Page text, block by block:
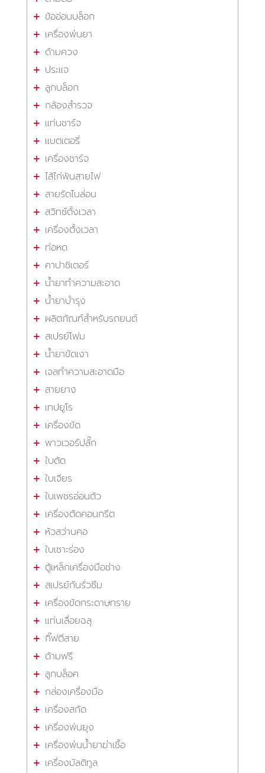
ข้ออ่อนบล็อก
เครื่องพ่นยา
ด้ามควง
ประแจ
ลูกบล็อก
กล้องสำรวจ
แท่นชาร์จ
แบตเตอรี่
เครื่องชาร์จ
ไส้ไก่พันสายไฟ
สายรัดไนล่อน
สวิทซ์ตั้งเวลา
เครื่องตั้งเวลา
ท่อหด
คาปาซิเตอร์
น้ำยาทำความสะอาด
น้ำยาบำรุง
ผลิตภัณฑ์สำหรับรถยนต์
สเปรย์โฟม
น้ำยาขัดเงา
เจลทำความสะอาดมือ
สายยาง
เทปยูโร
เครื่องขัด
พาวเวอร์ปลั๊ก
ใบตัด
ใบเจียร
ใบเพชรอ่อนตัว
เครื่องตัดคอนกรีต
หัวสว่านคอ
ใบเซาะร่อง
ตู้เหล็กเครื่องมือช่าง
สเปรย์กันรั่วซึม
เครื่องขัดกระดาษทราย
แท่นเลื่อยฉลุ
กิ๊ฟตีสาย
ด้ามฟรี
ลูกบล็อค
กล่องเครื่องมือ
เครื่องสกัด
เครื่องพ่นยุง
เครื่องพ่นน้ำยาฆ่าเชื้อ
เครื่องมัลติทูล